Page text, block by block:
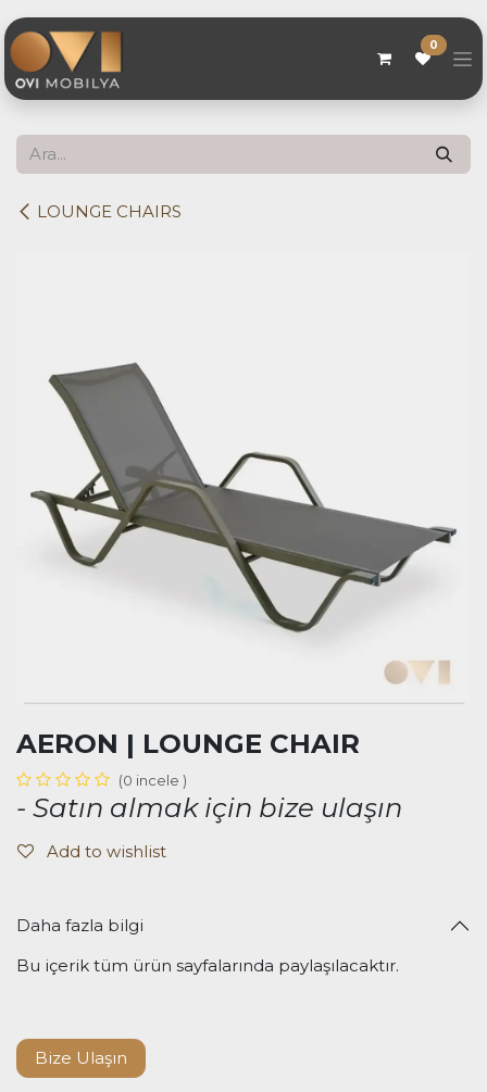
0
LOUNGE CHAIRS
AERON | LOUNGE CHAIR
(0 incele )
- Satın almak için bize ulaşın
Add to wishlist
Daha fazla bilgi
Bu içerik tüm ürün sayfalarında paylaşılacaktır.
Bize Ulaşın